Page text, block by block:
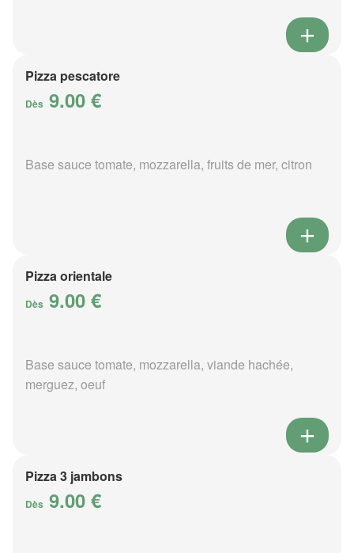
Pizza pescatore
Dès 9.00 €
Base sauce tomate, mozzarella, fruits de mer, citron
Pizza orientale
Dès 9.00 €
Base sauce tomate, mozzarella, viande hachée,
merguez, oeuf
Pizza 3 jambons
Dès 9.00 €